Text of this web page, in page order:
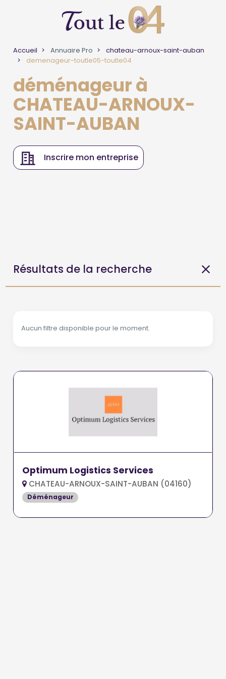
Accueil Annuaire Pro
chateau-arnoux-saint-auban
demenageur-toutle05-toutle04
déménageur à
CHATEAU-ARNOUX-
SAINT-AUBAN
Inscrire mon entreprise
Résultats de la recherche
Aucun filtre disponible pour le moment.
Optimum Logistics Services
CHATEAU-ARNOUX-SAINT-AUBAN (04160)
Déménageur